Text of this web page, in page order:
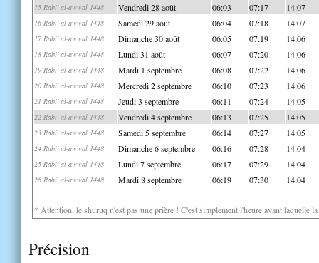
15 Rabi' al-awwal 1448 Vendredi 28 août 06:03 07:17 14:07
16 Rabi' al-awwal 1448 Samedi 29 août 06:04 07:18 14:07
17 Rabi' al-awwal 1448 Dimanche 30 août 06:05 07:19 14:06
18 Rabi' al-awwal 1448 Lundi 31 août 06:07 07:20 14:06
19 Rabi' al-awwal 1448 Mardi 1 septembre 06:08 07:22 14:06
20 Rabi' al-awwal 1448 Mercredi 2 septembre 06:10 07:23 14:06
21 Rabi' al-awwal 1448 Jeudi 3 septembre 06:11 07:24 14:05
22 Rabi' al-awwal 1448 Vendredi 4 septembre 06:13 07:25 14:05
23 Rabi' al-awwal 1448 Samedi 5 septembre 06:14 07:27 14:05
24 Rabi' al-awwal 1448 Dimanche 6 septembre 06:16 07:28 14:04
25 Rabi' al-awwal 1448 Lundi 7 septembre 06:17 07:29 14:04
26 Rabi' al-awwal 1448 Mardi 8 septembre 06:19 07:30 14:04
* Attention, le shuruq n'est pas une prière ! C'est simplement l'heure avant laquelle
Précision